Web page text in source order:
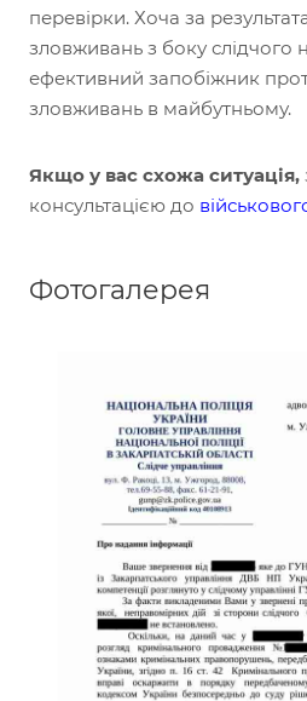
перевірки. Хоча за
зловживань з боку слідчого
ефективний запобіжник
зловживань в майбутньому.
Якщо у вас схожа ситуація,
консультацією до
Фотогалерея